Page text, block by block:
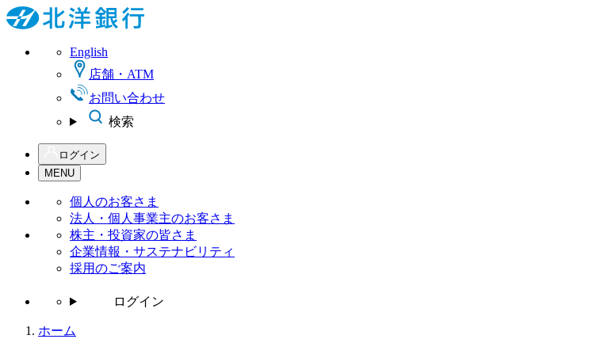
English
店舗・ATM
お問い合わせ
検索
ログイン
MENU
個人のお客さま
法人・個人事業主のお客さま
株主・投資家の皆さま
企業情報・サステナビリティ
採用のご案内
ログイン
ホーム